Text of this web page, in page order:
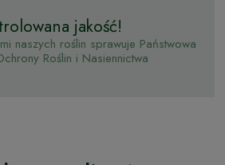
jakość!
naszych roślin sprawuje Państwowa
Roślin i Nasiennictwa